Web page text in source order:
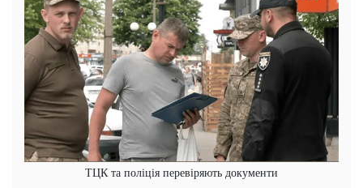
ТЦК та поліція перевіряють документи